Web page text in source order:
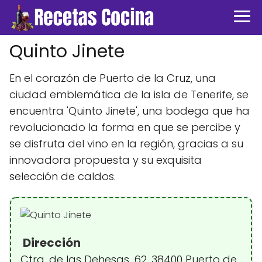
Quinto Jinete
En el corazón de Puerto de la Cruz, una
ciudad emblemática de la isla de Tenerife, se
encuentra 'Quinto Jinete', una bodega que ha
revolucionado la forma en que se percibe y
se disfruta del vino en la región, gracias a su
innovadora propuesta y su exquisita
selección de caldos.
Dirección